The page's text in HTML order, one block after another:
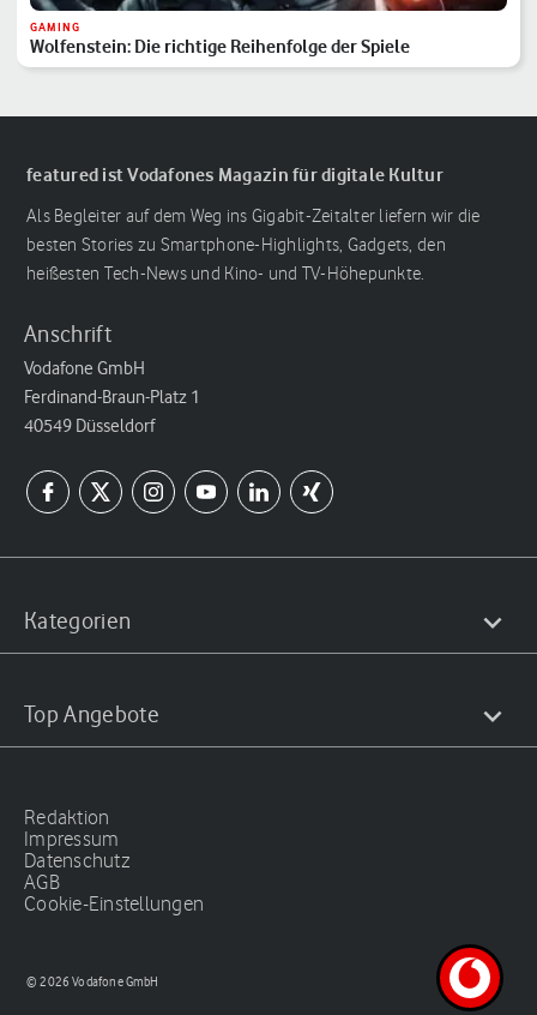
GAMING
Wolfenstein: Die richtige Reihenfolge der Spiele
featured ist Vodafones Magazin für digitale Kultur
Als Begleiter auf dem Weg ins Gigabit-Zeitalter liefern wir die
besten Stories zu Smartphone-Highlights, Gadgets, den
heißesten Tech-News und Kino- und TV-Höhepunkte.
Anschrift
Vodafone GmbH
Ferdinand-Braun-Platz 1
40549 Düsseldorf
Kategorien
Top Angebote
Redaktion
Impressum
Datenschutz
AGB
Cookie-Einstellungen
© 2026 Vodafone GmbH